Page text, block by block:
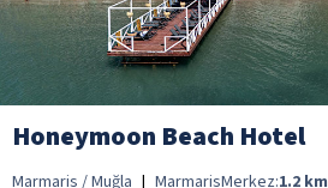
Honeymoon Beach Hotel
Marmaris / Muğla | MarmarisMerkez:1.2 km